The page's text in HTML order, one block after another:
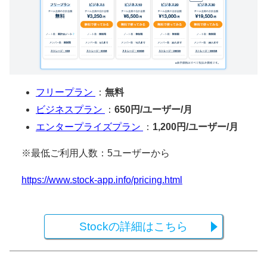
フリープラン ： 無料
ビジネスプラン
： 650円/ユーザー/月
エンタープライズプラン
： 1,200円/ユーザー/月
※最低ご利用人数：5ユーザーから
https://www.stock-app.info/pricing.html
Stockの詳細はこちら